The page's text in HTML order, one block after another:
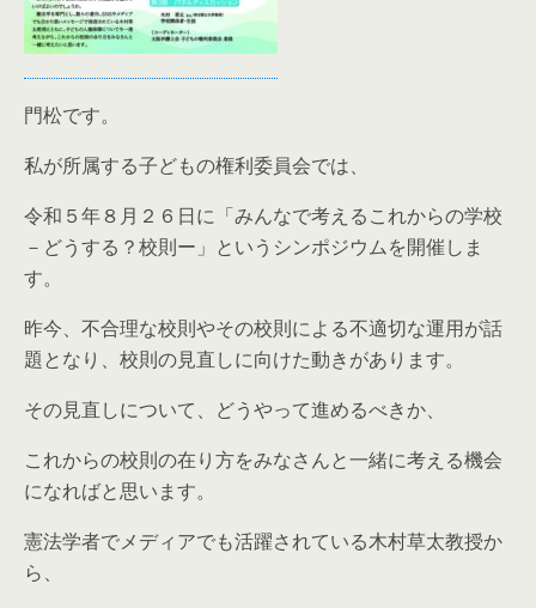
門松です。
私が所属する子どもの権利委員会では、
令和５年８月２６日に「みんなで考えるこれからの学校
－どうする？校則ー」というシンポジウムを開催しま
す。
昨今、不合理な校則やその校則による不適切な運用が話
題となり、校則の見直しに向けた動きがあります。
その見直しについて、どうやって進めるべきか、
これからの校則の在り方をみなさんと一緒に考える機会
になればと思います。
憲法学者でメディアでも活躍されている木村草太教授か
ら、